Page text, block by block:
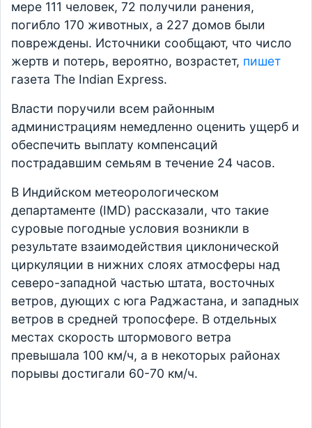
мере 111 человек, 72 получили ранения,
погибло 170 животных, а 227 домов были
повреждены. Источники сообщают, что число
жертв и потерь, вероятно, возрастет, пишет
газета The Indian Express.
Власти поручили всем районным
администрациям немедленно оценить ущерб и
обеспечить выплату компенсаций
пострадавшим семьям в течение 24 часов.
В Индийском метеорологическом
департаменте (IMD) рассказали, что такие
суровые погодные условия возникли в
результате взаимодействия циклонической
циркуляции в нижних слоях атмосферы над
северо-западной частью штата, восточных
ветров, дующих с юга Раджастана, и западных
ветров в средней тропосфере. В отдельных
местах скорость штормового ветра
превышала 100 км/ч, а в некоторых районах
порывы достигали 60-70 км/ч.